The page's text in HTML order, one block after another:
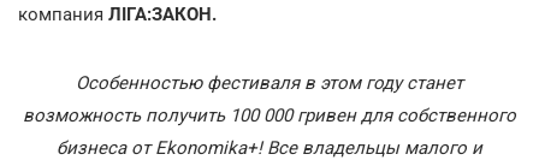
компания ЛІГА:ЗАКОН.
Особенностью фестиваля в этом году станет
возможность получить 100 000 гривен для собственного
бизнеса от Ekonomika+! Все владельцы малого и